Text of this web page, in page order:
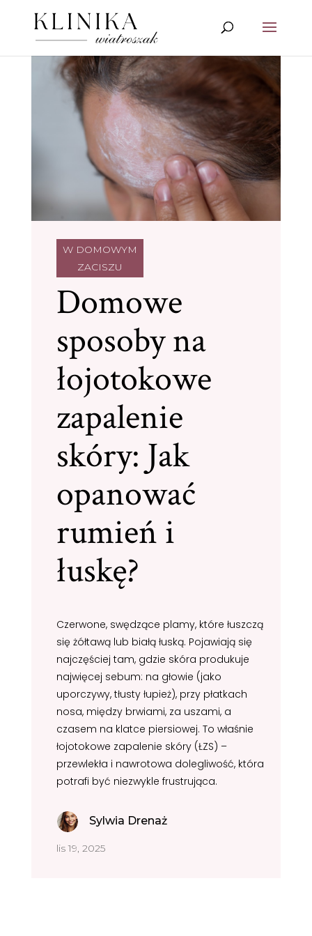
W DOMOWYM
ZACISZU
Domowe
sposoby na
łojotokowe
zapalenie
skóry: Jak
opanować
rumień i
łuskę?
Czerwone, swędzące plamy, które łuszczą
się żółtawą lub białą łuską. Pojawiają się
najczęściej tam, gdzie skóra produkuje
najwięcej sebum: na głowie (jako
uporczywy, tłusty łupież), przy płatkach
nosa, między brwiami, za uszami, a
czasem na klatce piersiowej. To właśnie
łojotokowe zapalenie skóry (ŁZS) –
przewlekła i nawrotowa dolegliwość, która
potrafi być niezwykle frustrująca.
Sylwia Drenaż
lis 19, 2025